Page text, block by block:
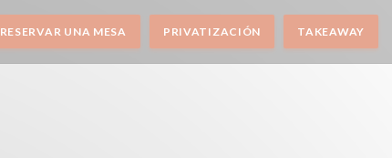
RESERVAR UNA MESA PRIVATIZACIÓN TAKEAWAY